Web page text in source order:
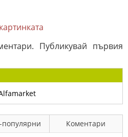
Публикувай първия
Коментари